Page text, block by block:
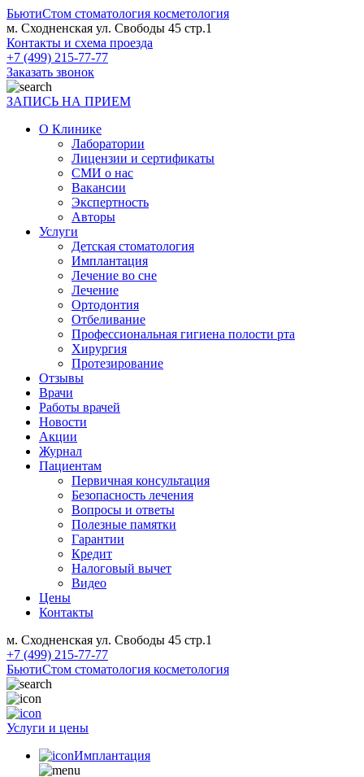
БьютиСтом стоматология косметология
м. Сходненская ул. Свободы 45 стр.1
Контакты и схема проезда
+7 (499) 215-77-77
Заказать звонок
ЗАПИСЬ НА ПРИЕМ
О Клинике
Лаборатории
Лицензии и сертификаты
СМИ о нас
Вакансии
Экспертность
Авторы
Услуги
Детская стоматология
Имплантация
Лечение во сне
Лечение
Ортодонтия
Отбеливание
Профессиональная гигиена полости рта
Хирургия
Протезирование
Отзывы
Врачи
Работы врачей
Новости
Акции
Журнал
Пациентам
Первичная консультация
Безопасность лечения
Вопросы и ответы
Полезные памятки
Гарантии
Кредит
Налоговый вычет
Видео
Цены
Контакты
м. Сходненская ул. Свободы 45 стр.1
+7 (499) 215-77-77
БьютиСтом стоматология косметология
Услуги и цены
Имплантация